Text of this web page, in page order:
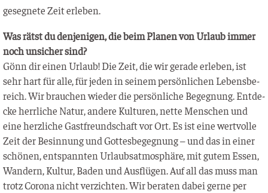
geseg­ne­te Zeit erleben.
Was rätst du den­je­ni­gen, die beim Pla­nen von Urlaub immer
noch unsi­cher sind?
Gönn dir einen Urlaub! Die Zeit, die wir gera­de erle­ben, ist
sehr hart für alle, für jeden in sei­nem per­sön­li­chen Lebens­be­
reich. Wir brau­chen wie­der die per­sön­li­che Begeg­nung. Ent­de­
cke herr­li­che Natur, ande­re Kul­tu­ren, net­te Men­schen und
eine herz­li­che Gast­freund­schaft vor Ort. Es ist eine wert­vol­le
Zeit der Besin­nung und Got­tes­be­geg­nung – und das in einer
schö­nen, ent­spann­ten Urlaubs­at­mo­sphä­re, mit gutem Essen,
Wan­dern, Kul­tur, Baden und Aus­flü­gen. Auf all das muss man
trotz Coro­na nicht ver­zich­ten. Wir bera­ten dabei ger­ne per